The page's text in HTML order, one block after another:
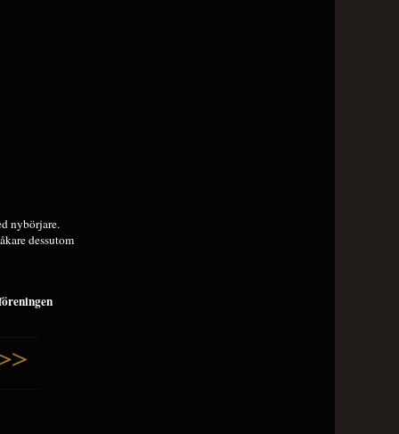
nybörjare.
dessutom